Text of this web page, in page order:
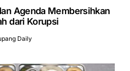
Agenda Membersihkan
dari Korupsi
Daily